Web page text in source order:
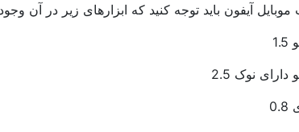
آیفون باید توجه کنید که ابزارهای زیر در آن
نوک 2.5